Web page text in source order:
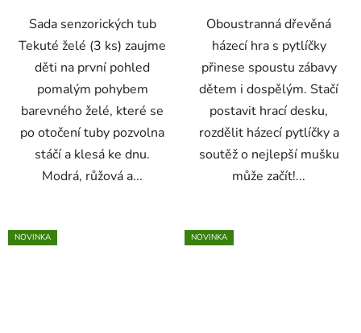
Sada senzorických tub
Tekuté želé (3 ks) zaujme
děti na první pohled
pomalým pohybem
barevného želé, které se
po otočení tuby pozvolna
stáčí a klesá ke dnu.
Modrá, růžová a...
Oboustranná dřevěná
házecí hra s pytlíčky
přinese spoustu zábavy
dětem i dospělým. Stačí
postavit hrací desku,
rozdělit házecí pytlíčky a
soutěž o nejlepší mušku
může začít!...
NOVINKA NOVINKA